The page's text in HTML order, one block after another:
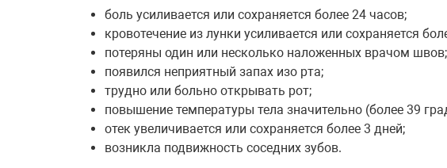
боль усиливается или сохраняется более 24 часов;
кровотечение из лунки усиливается или сохраняется
потеряны один или несколько наложенных врачом швов;
появился неприятный запах изо рта;
трудно или больно открывать рот;
повышение температуры тела значительно (более 39
отек увеличивается или сохраняется более 3 дней;
возникла подвижность соседних зубов.